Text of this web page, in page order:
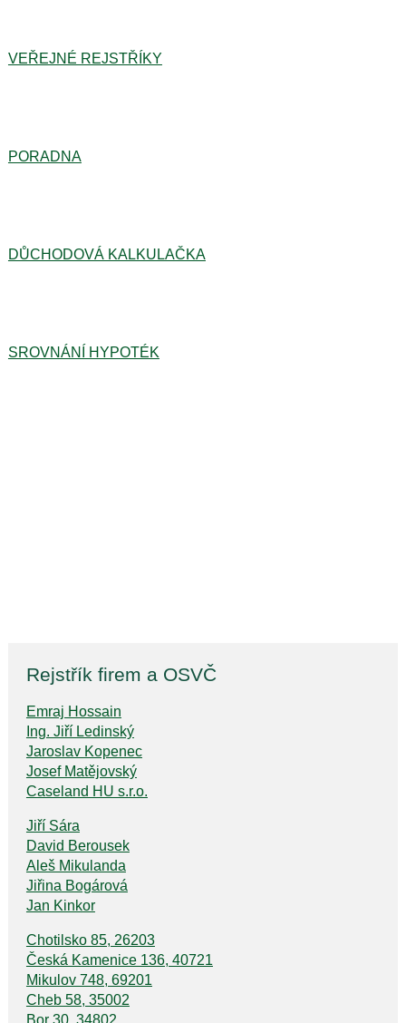
VEŘEJNÉ REJSTŘÍKY
PORADNA
DŮCHODOVÁ KALKULAČKA
SROVNÁNÍ HYPOTÉK
Rejstřík firem a OSVČ
Emraj Hossain
Ing. Jiří Ledinský
Jaroslav Kopenec
Josef Matějovský
Caseland HU s.r.o.
Jiří Sára
David Berousek
Aleš Mikulanda
Jiřina Bogárová
Jan Kinkor
Chotilsko 85, 26203
Česká Kamenice 136, 40721
Mikulov 748, 69201
Cheb 58, 35002
Bor 30, 34802